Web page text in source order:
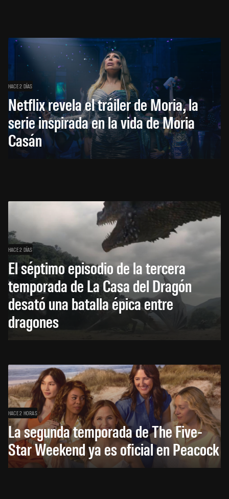
HACE 2 DÍAS
Netflix revela el tráiler de Moria, la
serie inspirada en la vida de Moria
Casán
HACE 2 DÍAS
El séptimo episodio de la tercera
temporada de La Casa del Dragón
desató una batalla épica entre
dragones
HACE 2 HORAS
La segunda temporada de The Five-
Star Weekend ya es oficial en Peacock